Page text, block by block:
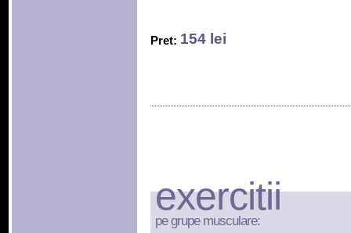
Pret: 154 lei
exercitii
pe grupe musculare: